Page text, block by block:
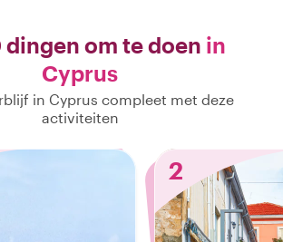
dingen om te doen in
Cyprus
in Cyprus compleet met deze
activiteiten
2